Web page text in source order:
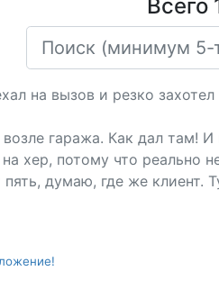
Всего
на вызов и резко
гаража. Как дал там!
хер, потому что реально
думаю, где же клиент.